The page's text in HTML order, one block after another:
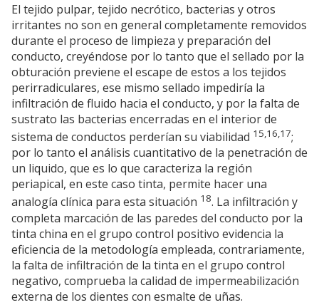
El tejido pulpar, tejido necrótico, bacterias y otros
irritantes no son en general completamente removidos
durante el proceso de limpieza y preparación del
conducto, creyéndose por lo tanto que el sellado por la
obturación previene el escape de estos a los tejidos
perirradiculares, ese mismo sellado impediría la
infiltración de fluido hacia el conducto, y por la falta de
sustrato las bacterias encerradas en el interior de
sistema de conductos perderían su viabilidad 15,16,17;
por lo tanto el análisis cuantitativo de la penetración de
un liquido, que es lo que caracteriza la región
periapical, en este caso tinta, permite hacer una
analogía clínica para esta situación 18. La infiltración y
completa marcación de las paredes del conducto por la
tinta china en el grupo control positivo evidencia la
eficiencia de la metodología empleada, contrariamente,
la falta de infiltración de la tinta en el grupo control
negativo, comprueba la calidad de impermeabilización
externa de los dientes con esmalte de uñas.